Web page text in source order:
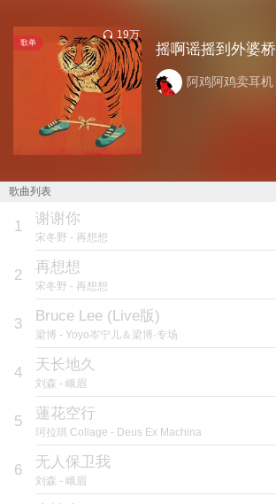
歌单
19万
摇啊谣摇到外婆桥
阿鸡阿鸡卖耳机
歌曲列表
1 谢谢你
宋冬野 - 再想想
2 再想想
宋冬野 - 再想想
3 Bruce Lee (Live版)
梁博 - Yoyo岑宁儿＆梁博·专场
4 天长地久
刘森 - 峨眉
5 蓮花空行
珂拉琪 Collage - Deus Ex Machina
6 无人保卫我
刘森 - 峨眉